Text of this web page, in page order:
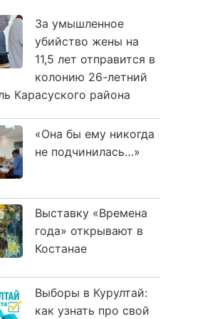
За умышленное
убийство жены на
11,5 лет отправится в
колонию 26-летний
Карасуского района
«Она бы ему никогда
не подчинилась…»
Выставку «Времена
года» открывают в
Костанае
Выборы в Курултай:
как узнать про свой